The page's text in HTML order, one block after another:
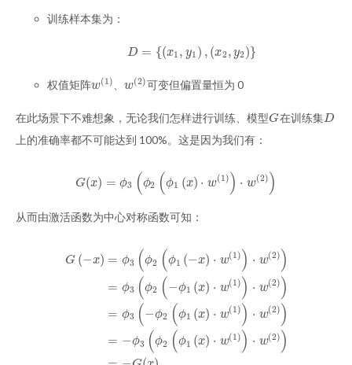
训练样本集为：
D = {(x1 , y1 ) , (x2, y2)}
D={(x1, y1) ,( x 2,y2)}
权值矩阵w(1)
w(1) 、w(2)
w(2)可变但偏置量恒为 0
在此场景下不难想象，无论我们怎样进行训练、模型G
G在训练集D
D
上的准确率都不可能达到 100%。这是因为我们有：
G(x) = ϕ3 (ϕ2 (ϕ1 (x) ⋅ w(1) ) ⋅ w(2) )
G x)= ϕ 3(ϕ 2 ϕ1 x)⋅w( 1))⋅w 2 ))
从而由激活函数为中心对称函数可知：
G (−x) = ϕ3 (ϕ2 (ϕ1 (−x) ⋅ w(1) ) ⋅ w(2) )
= ϕ3 (ϕ2 (−ϕ1 (x) ⋅ w(1)) ⋅ w(2))
= ϕ3 (−ϕ2 (ϕ1 (x) ⋅ w(1) ) ⋅ w(2) )
= −ϕ3 (ϕ2 (ϕ1 (x) ⋅ w(1) ) ⋅ w(2) )
2(ϕ 1(− )⋅w 1 ))⋅ w(2) ϕ3(ϕ2 ϕ1(x)⋅w